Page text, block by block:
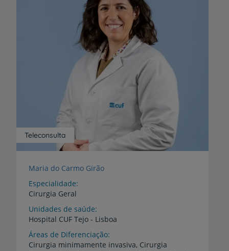
Teleconsulta
Maria do Carmo Girão
Especialidade
Cirurgia Geral
Unidades de saúde
Hospital CUF Tejo - Lisboa
Áreas de Diferenciação
Cirurgia minimamente invasiva, Cirurgia